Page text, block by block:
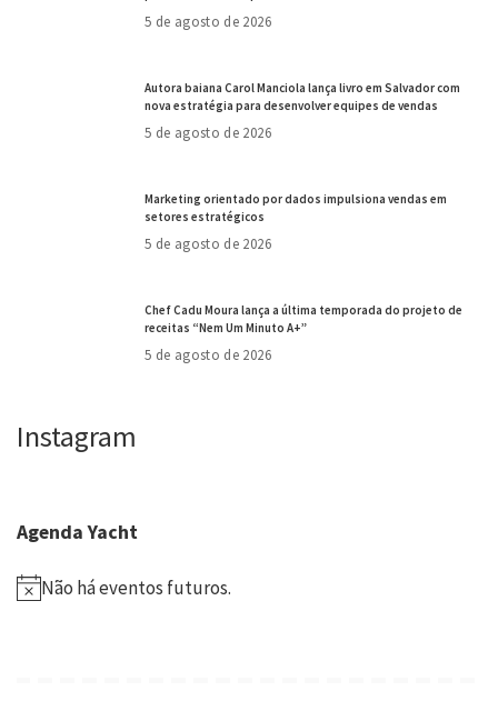
5 de agosto de 2026
Autora baiana Carol Manciola lança livro em Salvador com
nova estratégia para desenvolver equipes de vendas
5 de agosto de 2026
Marketing orientado por dados impulsiona vendas em
setores estratégicos
5 de agosto de 2026
Chef Cadu Moura lança a última temporada do projeto de
receitas “Nem Um Minuto A+”
5 de agosto de 2026
Instagram
Agenda Yacht
Não há eventos futuros.